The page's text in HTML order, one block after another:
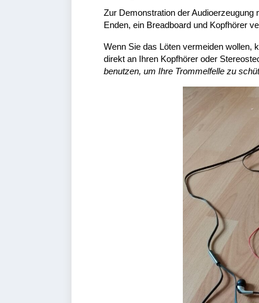
Zur Demonstration der
Enden, ein Breadboard und Kopfhörer
Wenn Sie das Löten vermeiden wollen,
direkt an Ihren Kopfhörer oder
benutzen, um Ihre Trommelfelle zu